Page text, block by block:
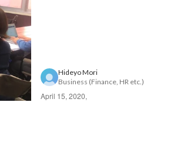
Hideyo Mori
Business (Finance, HR etc.)
April 15, 2020,